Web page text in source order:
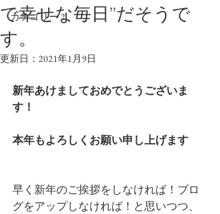
カテゴリー 2
で幸せな毎日”だそうで
す。
更新日： 2021年1月9日
新年あけましておめでとうございま
す！
本年もよろしくお願い申し上げます
早く新年のご挨拶をしなければ！ブロ
グをアップしなければ！と思いつつ、